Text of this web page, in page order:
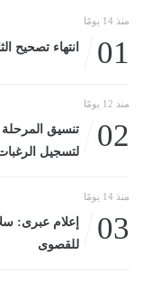
منذ 14 يومًا
01 انتهاء تصحيح
منذ 12 يومًا
02
لتسجيل
منذ 14 يومًا
03
إعلام عبرى:
للقصوى